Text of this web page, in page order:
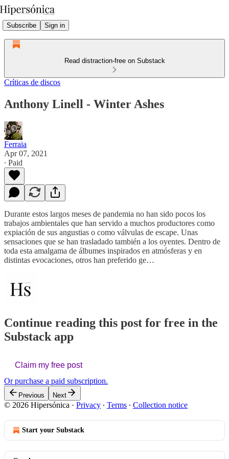
Subscribe Sign in
Read distraction-free on Substack
Críticas de discos
Anthony Linell - Winter Ashes
Ferraia
Apr 07, 2021
∙ Paid
Durante estos largos meses de pandemia no han sido pocos los
trabajos ambientales que han servido a muchos productores como
expiación de sus angustias o como válvulas de escape. Unas
sensaciones que se han trasladado también a los oyentes. Dentro de
toda esta amalgama de álbumes inspirados en atmósferas y en
distintas evocaciones, otros han preferido ge…
Continue reading this post for free in the
Substack app
Claim my free post
Or purchase a paid subscription.
Previous Next
© 2026 Hipersónica · Privacy ∙ Terms ∙ Collection notice
Start your Substack